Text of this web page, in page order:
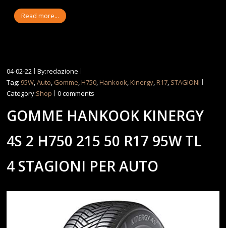
Read more...
04-02-22
By:redazione
Tag: 95W,Auto, Gomme,H750,Hankook,Kinergy,R17, STAGIONI
Category:Shop 0 comments
GOMME HANKOOK KINERGY
4S 2 H750 215 50 R17 95W TL
4 STAGIONI PER AUTO